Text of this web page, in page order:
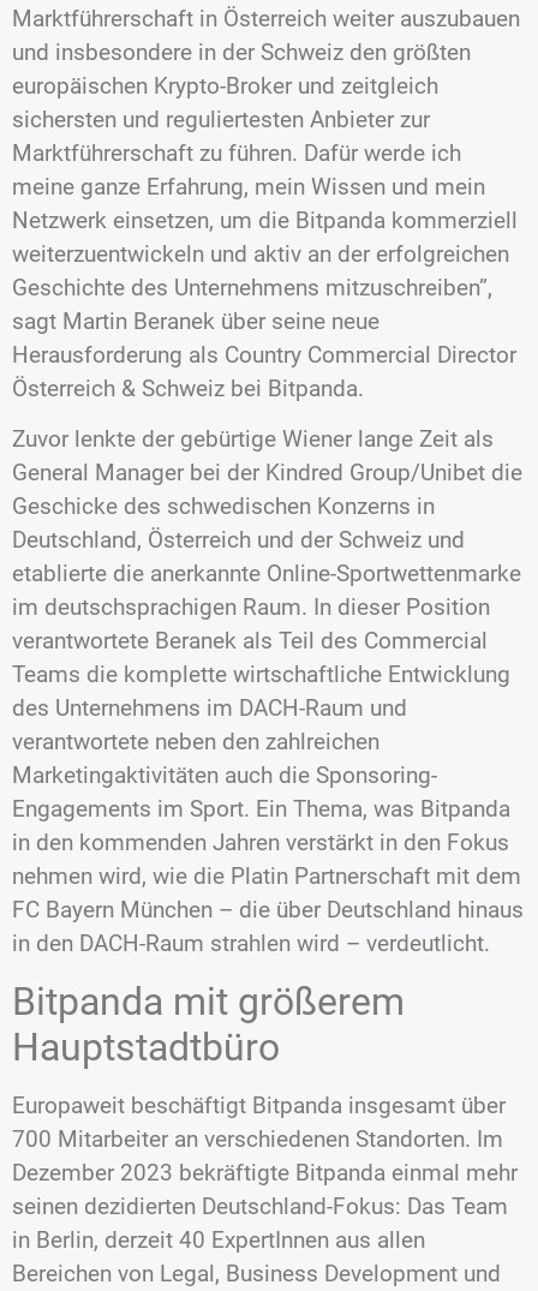
Marktführerschaft in Österreich weiter auszubauen
und insbesondere in der Schweiz den größten
europäischen Krypto-Broker und zeitgleich
sichersten und reguliertesten Anbieter zur
Marktführerschaft zu führen. Dafür werde ich
meine ganze Erfahrung, mein Wissen und mein
Netzwerk einsetzen, um die Bitpanda kommerziell
weiterzuentwickeln und aktiv an der erfolgreichen
Geschichte des Unternehmens mitzuschreiben”,
sagt Martin Beranek über seine neue
Herausforderung als Country Commercial Director
Österreich & Schweiz bei Bitpanda.
Zuvor lenkte der gebürtige Wiener lange Zeit als
General Manager bei der Kindred Group/Unibet die
Geschicke des schwedischen Konzerns in
Deutschland, Österreich und der Schweiz und
etablierte die anerkannte Online-Sportwettenmarke
im deutschsprachigen Raum. In dieser Position
verantwortete Beranek als Teil des Commercial
Teams die komplette wirtschaftliche Entwicklung
des Unternehmens im DACH-Raum und
verantwortete neben den zahlreichen
Marketingaktivitäten auch die Sponsoring-
Engagements im Sport. Ein Thema, was Bitpanda
in den kommenden Jahren verstärkt in den Fokus
nehmen wird, wie die Platin Partnerschaft mit dem
FC Bayern München – die über Deutschland hinaus
in den DACH-Raum strahlen wird – verdeutlicht.
Bitpanda mit größerem
Hauptstadtbüro
Europaweit beschäftigt Bitpanda insgesamt über
700 Mitarbeiter an verschiedenen Standorten. Im
Dezember 2023 bekräftigte Bitpanda einmal mehr
seinen dezidierten Deutschland-Fokus: Das Team
in Berlin, derzeit 40 ExpertInnen aus allen
Bereichen von Legal, Business Development und